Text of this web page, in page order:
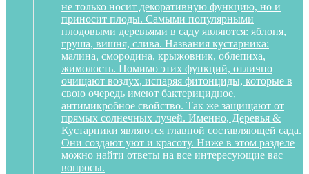
не только носит декоративную функцию, но и
приносит плоды. Самыми популярными
плодовыми деревьями в саду являются: яблоня,
груша, вишня, слива. Названия кустарника:
малина, смородина, крыжовник, облепиха,
жимолость. Помимо этих функций, отлично
очищают воздух, испаряя фитонциды, которые в
свою очередь имеют бактерицидное,
антимикробное свойство. Так же защищают от
прямых солнечных лучей. Именно, Деревья &
Кустарники являются главной составляющей сада.
Они создают уют и красоту. Ниже в этом разделе
можно найти ответы на все интересующие вас
вопросы.